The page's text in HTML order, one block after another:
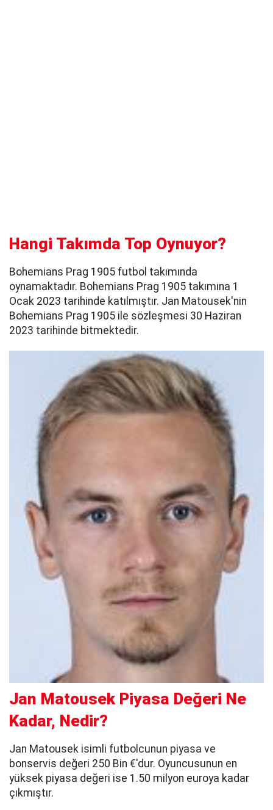
Hangi Takımda Top Oynuyor?
Bohemians Prag 1905 futbol takımında
oynamaktadır. Bohemians Prag 1905 takımına 1
Ocak 2023 tarihinde katılmıştır. Jan Matousek'nin
Bohemians Prag 1905 ile sözleşmesi 30 Haziran
2023 tarihinde bitmektedir.
Jan Matousek Piyasa Değeri Ne
Kadar, Nedir?
Jan Matousek isimli futbolcunun piyasa ve
bonservis değeri 250 Bin €'dur. Oyuncusunun en
yüksek piyasa değeri ise 1.50 milyon euroya kadar
çıkmıştır.